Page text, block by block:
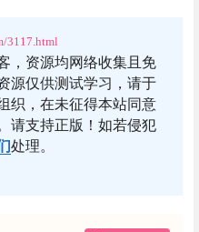
3117.html
，资源均网络收集且免
源仅供测试学习，请于
织，在未征得本站同意
请支持正版！如若侵犯
处理。